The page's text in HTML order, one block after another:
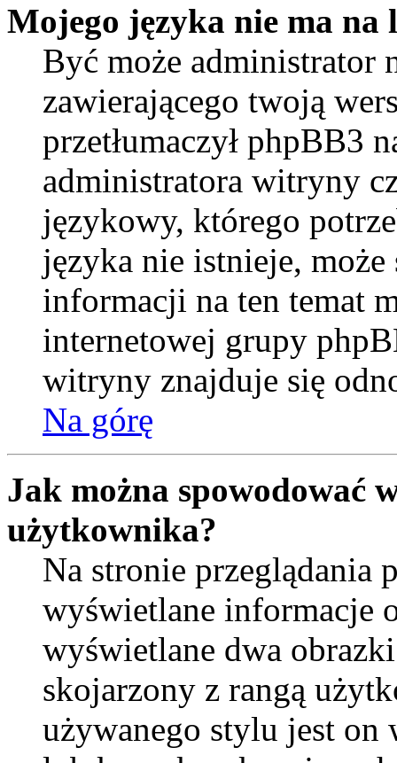
Mojego języka nie ma na
Być może administrator
zawierającego twoją
przetłumaczył phpBB3
administratora witryny
językowy, którego
języka nie istnieje,
informacji na ten temat
internetowej grupy
witryny znajduje się
Na górę
Jak można spowodować
użytkownika?
Na stronie przeglądania
wyświetlane informacje
wyświetlane dwa
skojarzony z rangą
używanego stylu jest